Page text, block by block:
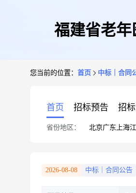
福建省老
您当前的位置： 首页 中标｜合同
首页 招标预告 招
省份地区： 北京广东 上海
2026-08-08 中标｜合同公告